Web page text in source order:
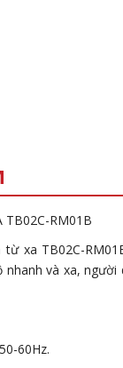
TB02C-RM01B
xa TB02C-
nhanh và xa,
60Hz.